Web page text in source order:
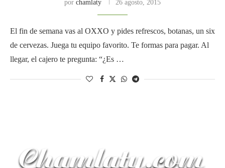
por chamlaty 26 agosto, 2015
El fin de semana vas al OXXO y pides refrescos, botanas, un six
de cervezas. Juega tu equipo favorito. Te formas para pagar. Al
llegar, el cajero te pregunta: “¿Es …